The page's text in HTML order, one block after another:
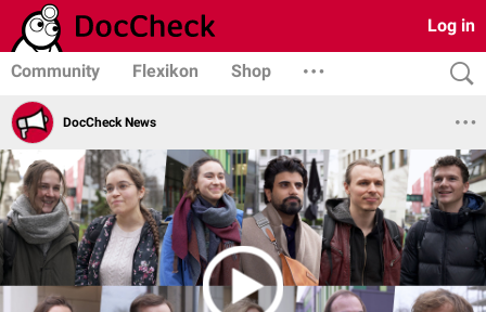
Log in
Community Flexikon Shop
DocCheck News